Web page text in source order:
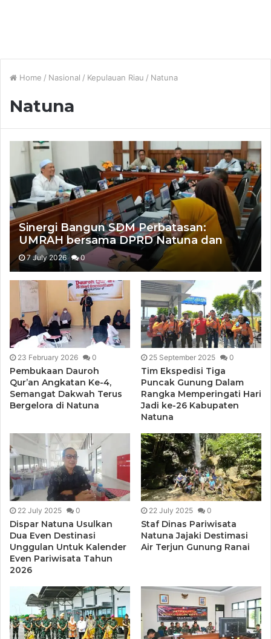
Home / Nasional / Kepulauan Riau / Natuna
Natuna
Sinergi Bangun SDM Perbatasan:
UMRAH bersama DPRD Natuna dan
Pemda Natuna Matangkan Rencana
Beasiswa Bagi Mahasiswa Asal Natuna
7 July 2026 0
23 February 2026 0
Pembukaan Dauroh
Qur’an Angkatan Ke-4,
Semangat Dakwah Terus
Bergelora di Natuna
25 September 2025 0
Tim Ekspedisi Tiga
Puncak Gunung Dalam
Rangka Memperingati Hari
Jadi ke-26 Kabupaten
Natuna
22 July 2025 0
Dispar Natuna Usulkan
Dua Even Destinasi
Unggulan Untuk Kalender
Even Pariwisata Tahun
2026
22 July 2025 0
Staf Dinas Pariwisata
Natuna Jajaki Destimasi
Air Terjun Gunung Ranai